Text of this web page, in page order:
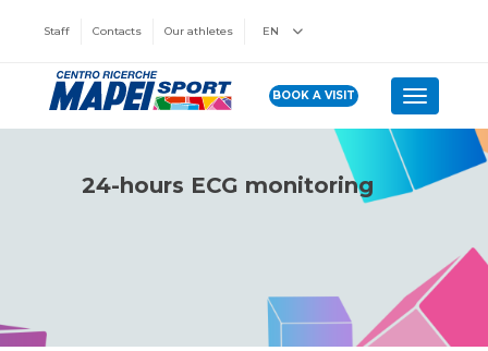
Staff Contacts Our athletes EN
BOOK A VISIT Toggle
24-hours ECG monitoring